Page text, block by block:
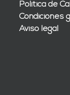
Política de
Condiciones
Aviso legal